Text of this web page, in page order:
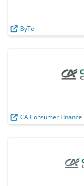
ByTel
CA Consumer Finance